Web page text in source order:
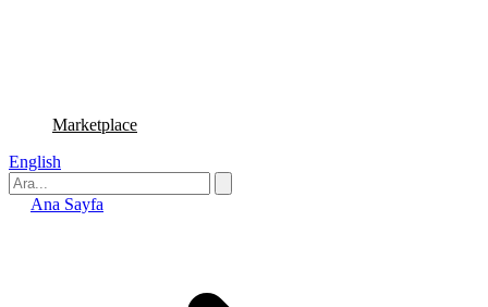
Marketplace
English
Ana Sayfa